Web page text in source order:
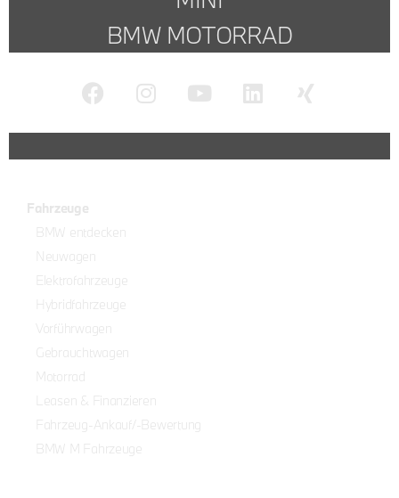
BMW MOTORRAD
Fahrzeuge
BMW entdecken
Neuwagen
Elektrofahrzeuge
Hybridfahrzeuge
Vorführwagen
Gebrauchtwagen
Motorrad
Leasen & Finanzieren
Fahrzeug-Ankauf/-Bewertung
BMW M Fahrzeuge